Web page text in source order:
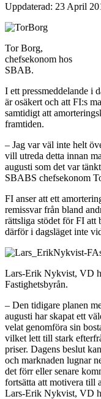
Uppdaterad: 23 April
Tor Borg,
chefsekonom hos
SBAB.
I ett pressmeddelande i
är osäkert och att FI:s
samtidigt att
framtiden.
– Jag var väl inte helt
vill utreda detta innan
augusti som det var
SBABS chefsekonom
FI anser att ett
remissvar från bland
rättsliga stödet för FI att
därför i dagsläget inte
Lars-Erik Nykvist, VD
Fastighetsbyrån.
– Den tidigare planen
augusti har skapat ett
velat genomföra sin
vilket lett till stark
priser. Dagens beslut
och marknaden lugnar
det förr eller senare
fortsätta att motivera till
Lars-Erik Nykvist, VD